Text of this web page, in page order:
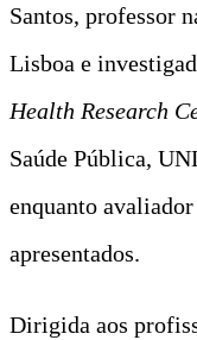
Santos, professor
Lisboa e
Health Research
Saúde Pública,
enquanto
apresentados.
Dirigida aos